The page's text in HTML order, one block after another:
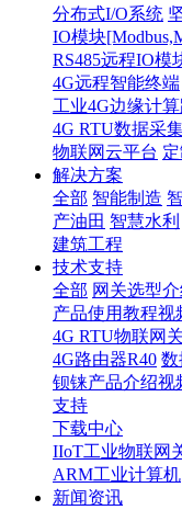
分布式I/O系统
IO模块
RS485远程IO模
4G远程智能终端
工业4G边缘计
4G RTU数据采
物联网云平台
解决方案
全部 智能制造
产油田 智慧水利
建筑工程
技术支持
全部 网关选型
产品使用教程视
4G RTU物联网
4G路由器R40 数
钡铼产品介绍视
支持
下载中心
IIoT工业物联网
ARM工业计算机
新闻资讯